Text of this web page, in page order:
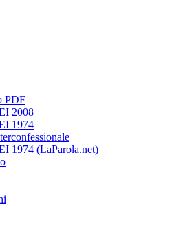
PDF
2008
1974
1974 (LaParola.net)